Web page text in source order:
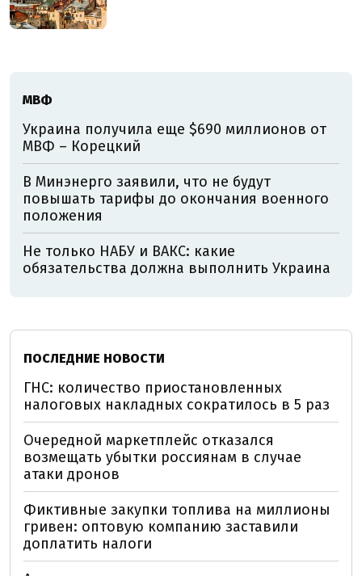
МВФ
Украина получила еще $690 миллионов от
МВФ – Корецкий
В Минэнерго заявили, что не будут
повышать тарифы до окончания военного
положения
Не только НАБУ и ВАКС: какие
обязательства должна выполнить Украина
ПОСЛЕДНИЕ НОВОСТИ
ГНС: количество приостановленных
налоговых накладных сократилось в 5 раз
Очередной маркетплейс отказался
возмещать убытки россиянам в случае
атаки дронов
Фиктивные закупки топлива на миллионы
гривен: оптовую компанию заставили
доплатить налоги